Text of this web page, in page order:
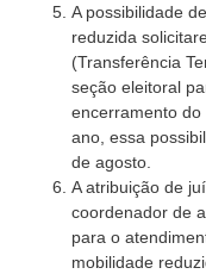
A possibilidade
reduzida
(Transferência
seção eleitoral
encerramento
ano, essa
de agosto.
A atribuição de
coordenador de
para o
mobilidade